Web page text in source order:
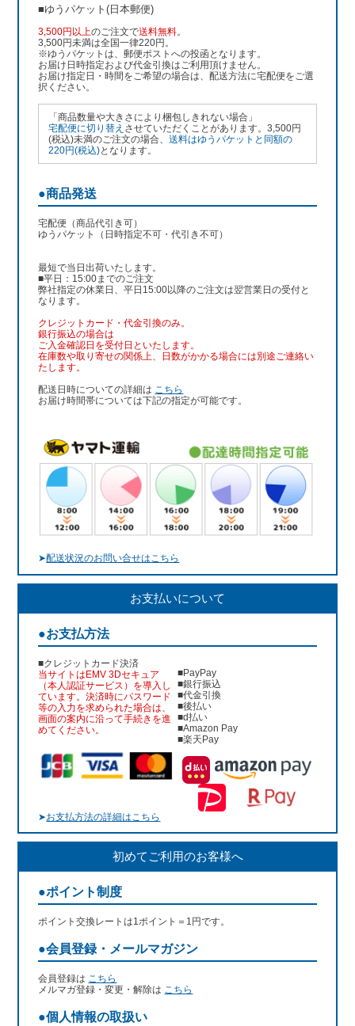
■ゆうパケット(日本郵便)
3,500円以上のご注文で送料無料。
3,500円未満は全国一律220円。
※ゆうパケットは、郵便ポストへの投函となります。
お届け日時指定および代金引換はご利用頂けません。
お届け指定日・時間をご希望の場合は、配送方法に宅配便をご選
択ください。
「商品数量や大きさにより梱包しきれない場合」
宅配便に切り替え させていただくことがあります。3,500円
(税込)未満のご注文の場合、送料はゆうパケットと同額の
220円(税込)となります。
●商品発送
宅配便（商品代引き可）
ゆうパケット（日時指定不可・代引き不可）
最短で当日出荷いたします。
■平日：15:00までのご注文
弊社指定の休業日、平日15:00以降のご注文は翌営業日の受付と
なります。
クレジットカード・代金引換のみ。
銀行振込の場合は
ご入金確認日を受付日といたします。
在庫数や取り寄せの関係上、日数がかかる場合には別途ご連絡い
たします。
配送日時についての詳細は こちら
お届け時間帯については下記の指定が可能です。
➤配送状況のお問い合せはこちら
お支払いについて
●お支払方法
■クレジットカード決済
当サイトはEMV 3Dセキュア
（本人認証サービス）を導入し
ています。決済時にパスワード
等の入力を求められた場合は、
画面の案内に沿って手続きを進
めてください。
■PayPay
■銀行振込
■代金引換
■後払い
■d払い
■Amazon Pay
■楽天Pay
➤お支払方法の詳細はこちら
初めてご利用のお客様へ
●ポイント制度
ポイント交換レートは1ポイント＝1円です。
●会員登録・メールマガジン
会員登録は こちら
メルマガ登録・変更・解除は こちら
●個人情報の取扱い